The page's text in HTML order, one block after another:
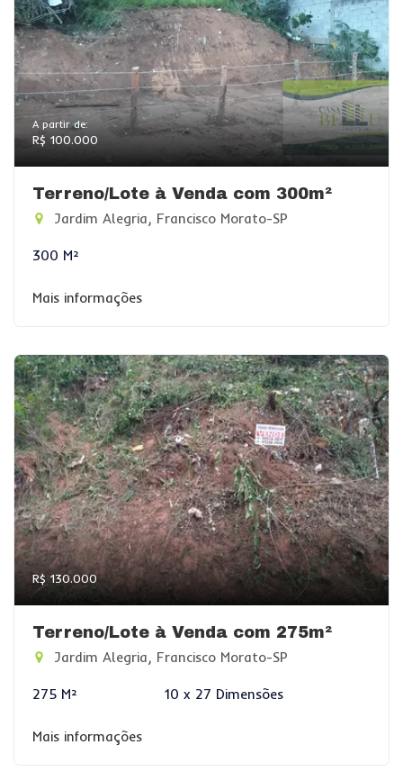
A partir de:
R$ 100.000
Terreno/Lote à Venda com 300m²
Jardim Alegria, Francisco Morato-SP
300 M²
Mais informações
R$ 130.000
Terreno/Lote à Venda com 275m²
Jardim Alegria, Francisco Morato-SP
275 M² 10 x 27 Dimensões
Mais informações